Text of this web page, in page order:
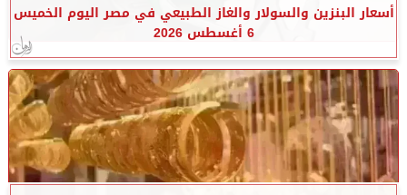
أسعار البنزين والسولار والغاز الطبيعي في مصر اليوم الخميس
6 أغسطس 2026